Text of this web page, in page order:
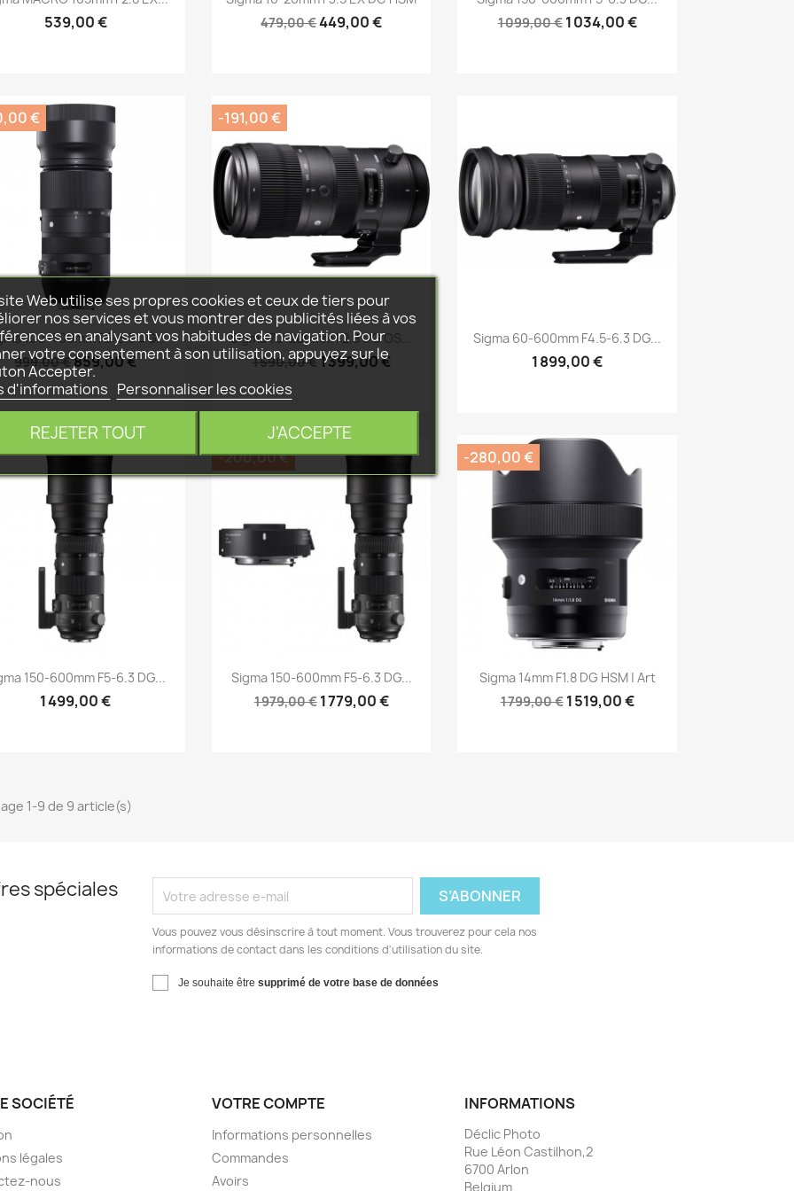
539,00 €
479,00 €449,00 €
1 099,00 € 1 034,00 €
Aperçu rapide
100-400mm F5-6.3 DG...
999,00 €859,00 €
€
Aperçu rapide
Sigma 70-200mm F2.8 DG OS...
1 590,00 €1 399,00 €
-191,00 €
 Aperçu rapide
Sigma 60-600mm F4.5-6.3 DG...
1 899,00 €
Aperçu rapide
150-600mm F5-6.3 DG...
1 499,00 €
Aperçu rapide
Sigma 150-600mm F5-6.3 DG...
1 979,00 € 1 779,00 €
-200,00 €
Aperçu rapide
Sigma 14mm F1.8 DG HSM | Art
1 799,00 € 1 519,00 €
-280,00 €
1-9 de 9 article(s)
spéciales
Vous pouvez vous désinscrire à tout moment. Vous trouverez pour cela nos
informations de contact dans les conditions d'utilisation du site.
Je souhaite êtresupprimé de votre base de données
SOCIÉTÉ
légales
nous
VOTRE COMPTE
Informations personnelles
Commandes
Avoirs
INFORMATIONS
Déclic Photo
Rue Léon Castilhon,2
6700 Arlon
Belgium
Web utilise ses propres cookies et ceux de tiers pour
nos services et vous montrer des publicités liées à vos
en analysant vos habitudes de navigation. Pour
votre consentement à son utilisation, appuyez sur le
Accepter.
d'informations Personnaliser les cookies
REJETER TOUT J'ACCEPTE